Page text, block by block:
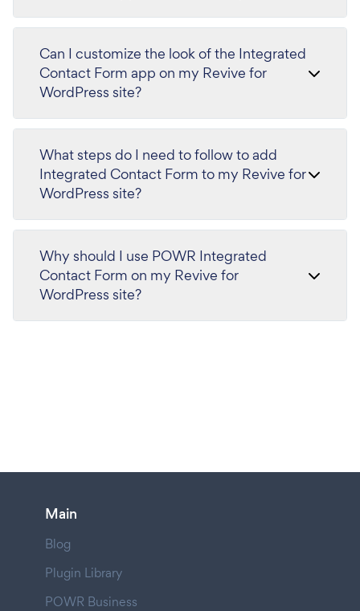
Can I customize the look of the Integrated
Contact Form app on my Revive for
WordPress site?
What steps do I need to follow to add
Integrated Contact Form to my Revive for
WordPress site?
Why should I use POWR Integrated
Contact Form on my Revive for
WordPress site?
Main
Blog
Plugin Library
POWR Business